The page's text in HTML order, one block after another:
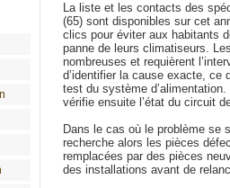
La liste et les contacts des
(65) sont disponibles sur cet
clics pour éviter aux habitants
panne de leurs climatiseurs.
nombreuses et requièrent
d’identifier la cause exacte, ce
test du système
vérifie ensuite l’état du circuit
Dans le cas où le problème se
recherche alors les pièces
remplacées par des pièces
des installations avant de